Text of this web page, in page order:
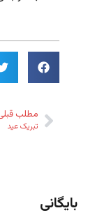
مطلب
تبریک عید
بایگانی